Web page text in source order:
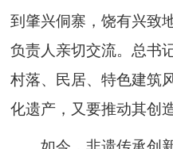
到肇兴侗寨，饶有兴致
负责人亲切交流。总书
村落、民居、特色建筑
化遗产，又要推动其创